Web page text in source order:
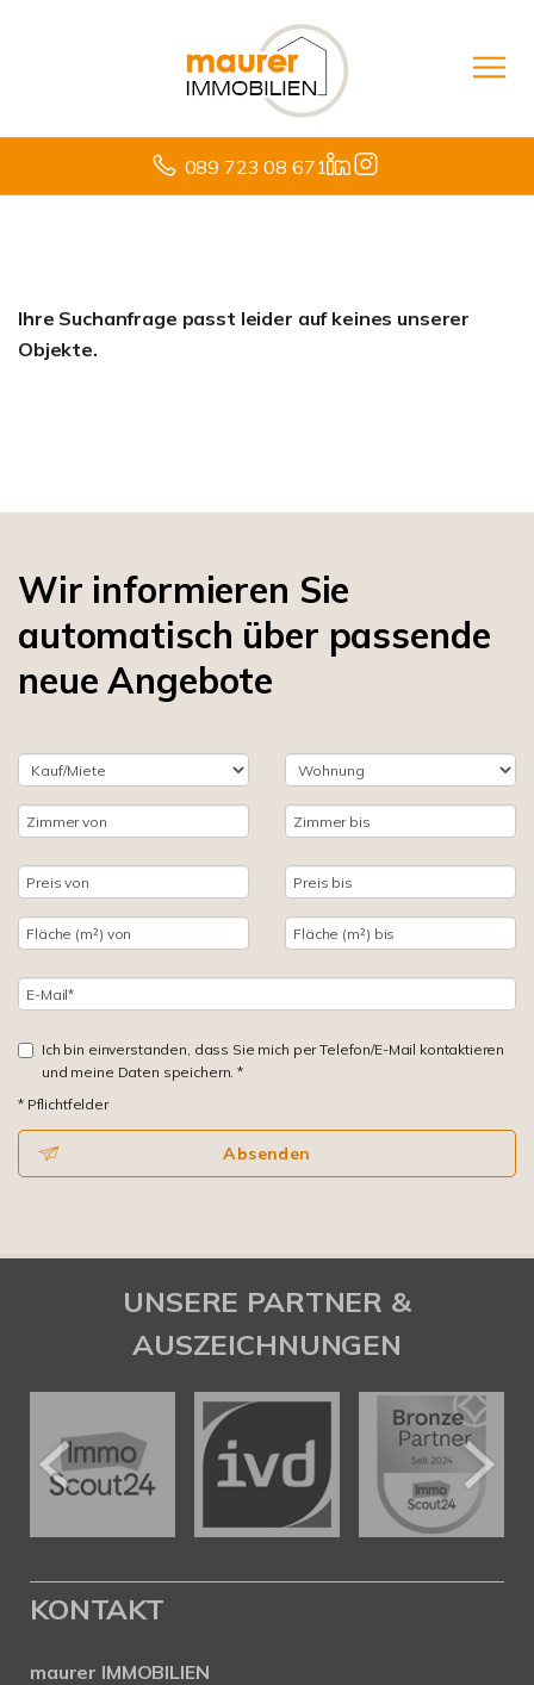
089 723 08 671
Ihre Suchanfrage passt leider auf keines unserer
Objekte.
Wir informieren Sie
automatisch über passende
neue Angebote
Ich bin einverstanden, dass Sie mich per Telefon/E-Mail kontaktieren
und meine Daten speichern. *
* Pflichtfelder
Absenden
UNSERE PARTNER &
AUSZEICHNUNGEN
KONTAKT
maurer IMMOBILIEN